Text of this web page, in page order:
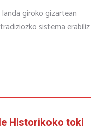
giroko gizartean
sistema erabiliz
Historikoko toki